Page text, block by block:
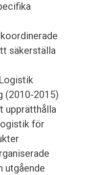
säkerställa
(2010-2015)
upprätthålla
för
utgående